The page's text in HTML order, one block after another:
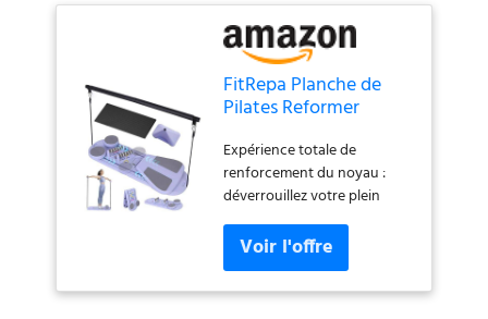
FitRepa Planche de
Pilates Reformer
planche à rebond
automatique pour
homme et femme –
Idéal pour la force
abdominale et
l'entraînement
abdominal (violet)
Expérience totale de
renforcement du noyau :
déverrouillez votre plein
potentiel avec cette machine
de pilates reformateur.
Combinant un rouleau
abdominal, des bandes de